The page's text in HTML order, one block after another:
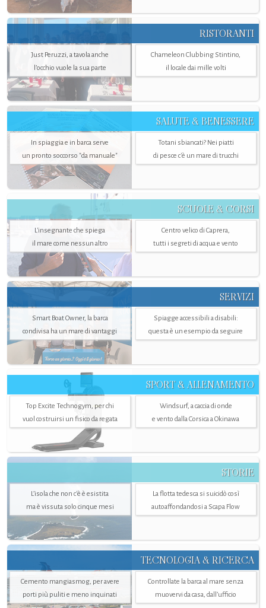
RISTORANTI
Just Peruzzi, a tavola anche
l’occhio vuole la sua parte
Chameleon Clubbing Stintino,
il locale dai mille volti
SALUTE & BENESSERE
In spiaggia e in barca serve
un pronto soccorso "da manuale"
Totani sbiancati? Nei piatti
di pesce c'è un mare di trucchi
SCUOLE & CORSI
L'insegnante che spiega
il mare come nessun altro
Centro velico di Caprera,
tutti i segreti di acqua e vento
SERVIZI
Smart Boat Owner, la barca
condivisa ha un mare di vantaggi
Spiagge accessibili a disabili:
questa è un esempio da seguire
SPORT & ALLENAMENTO
Top Excite Technogym, per chi
vuol costruirsi un fisico da regata
Windsurf, a caccia di onde
e vento dalla Corsica a Okinawa
STORIE
L’isola che non c'è è esistita
ma è vissuta solo cinque mesi
La flotta tedesca si suicidò così
autoaffondandosi a Scapa Flow
TECNOLOGIA & RICERCA
Cemento mangiasmog, per avere
porti più puliti e meno inquinati
Controllate la barca al mare senza
muovervi da casa, dall’ufficio